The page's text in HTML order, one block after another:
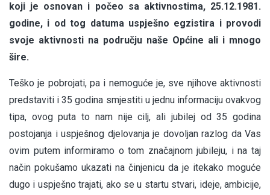
koji je osnovan i počeo sa aktivnostima, 25.12.1981.
godine, i od tog datuma uspješno egzistira i provodi
svoje aktivnosti na području naše Općine ali i mnogo
šire.
Teško je pobrojati, pa i nemoguće je, sve njihove aktivnosti
predstaviti i 35 godina smjestiti u jednu informaciju ovakvog
tipa, ovog puta to nam nije cilj, ali jubilej od 35 godina
postojanja i uspješnog djelovanja je dovoljan razlog da Vas
ovim putem informiramo o tom značajnom jubileju, i na taj
način pokušamo ukazati na činjenicu da je itekako moguće
dugo i uspješno trajati, ako se u startu stvari, ideje, ambicije,